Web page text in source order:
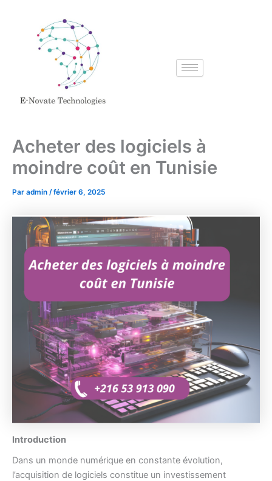
Acheter des logiciels à
moindre coût en Tunisie
Par admin /février 6, 2025
Introduction
Dans un monde numérique en constante évolution,
l’acquisition de logiciels constitue un investissement